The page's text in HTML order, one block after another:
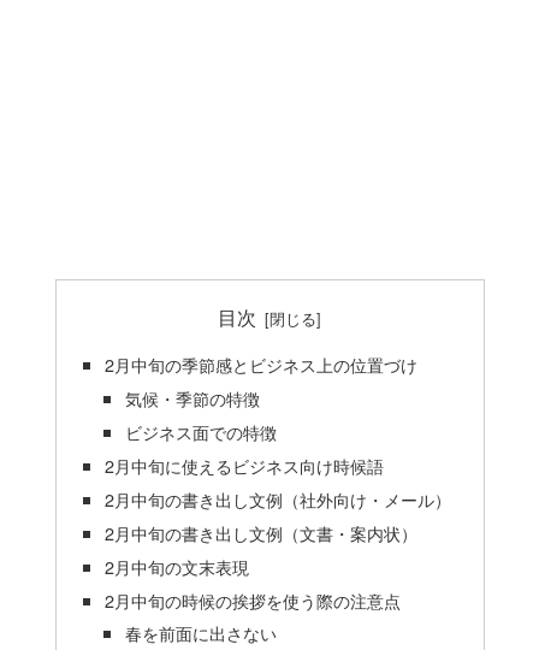
目次
2月中旬の季節感とビジネス上の位置づけ
気候・季節の特徴
ビジネス面での特徴
2月中旬に使えるビジネス向け時候語
2月中旬の書き出し文例（社外向け・メール）
2月中旬の書き出し文例（文書・案内状）
2月中旬の文末表現
2月中旬の時候の挨拶を使う際の注意点
春を前面に出さない